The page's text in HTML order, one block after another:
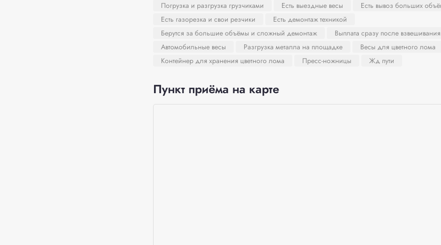
Погрузка и разгрузка грузчиками Есть выездные весы
Есть вывоз больших
Есть газорезка и свои резчики
Есть демонтаж техникой
Берутся за большие объёмы и сложный демонтаж
Выплата сразу после взвешивания
Автомобильные весы
Разгрузка металла на площадке
Весы для цветного лома
Контейнер для хранения цветного лома
Пресс-ножницы Жд пути
Пункт приёма на карте